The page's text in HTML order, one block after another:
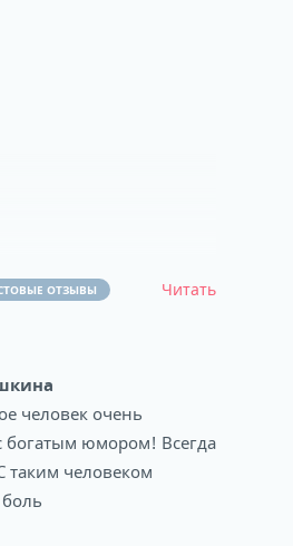
ОТЗЫВЫ Читать
человек очень
богатым юмором! Всегда
таким человеком